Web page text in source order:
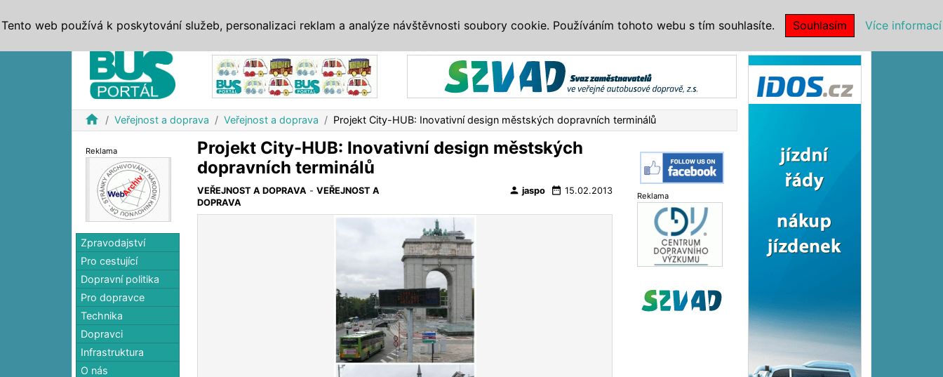
home Veřejnost a doprava Veřejnost a doprava Projekt City-HUB: Inovativní design městských dopravních terminálů
Reklama
Zpravodajství
Pro cestující
Dopravní politika
Pro dopravce
Technika
Dopravci
Infrastruktura
O nás
Projekt City-HUB: Inovativní design městských
dopravních terminálů
VEŘEJNOST A DOPRAVA -VEŘEJNOST A
DOPRAVA
person jaspo date_range 15.02.2013 Reklama
Tento web používá k poskytování služeb, personalizaci reklam a analýze návštěvnosti soubory cookie. Používáním tohoto webu s tím souhlasíte. Souhlasím Více informací